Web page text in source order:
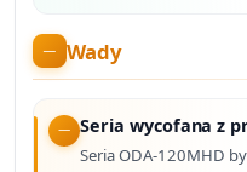
Wady
Seria wycofana z
Seria ODA-120MHD